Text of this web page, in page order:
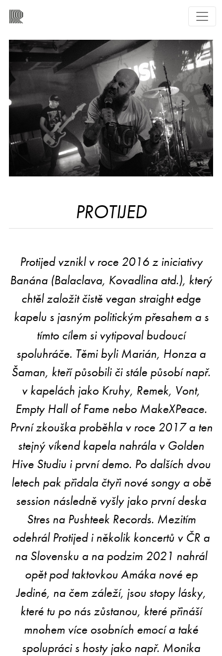
PROTIJED
Protijed vznikl v roce 2016 z iniciativy
Banána (Balaclava, Kovadlina atd.), který
chtěl založit čistě vegan straight edge
kapelu s jasným politickým přesahem a s
tímto cílem si vytipoval budoucí
spoluhráče. Těmi byli Marián, Honza a
Šaman, kteří působili či stále působí např.
v kapelách jako Kruhy, Remek, Vont,
Empty Hall of Fame nebo MakeXPeace.
První zkouška proběhla v roce 2017 a ten
stejný víkend kapela nahrála v Golden
Hive Studiu i první demo. Po dalších dvou
letech pak přidala čtyři nové songy a obě
session následně vyšly jako první deska
Stres na Pushteek Records. Mezitím
odehrál Protijed i několik koncertů v ČR a
na Slovensku a na podzim 2021 nahrál
opět pod taktovkou Amáka nové ep
Jediné, na čem záleží, jsou stopy lásky,
které tu po nás zůstanou, které přináší
mnohem více osobních emocí a také
spolupráci s hosty jako např. Monika